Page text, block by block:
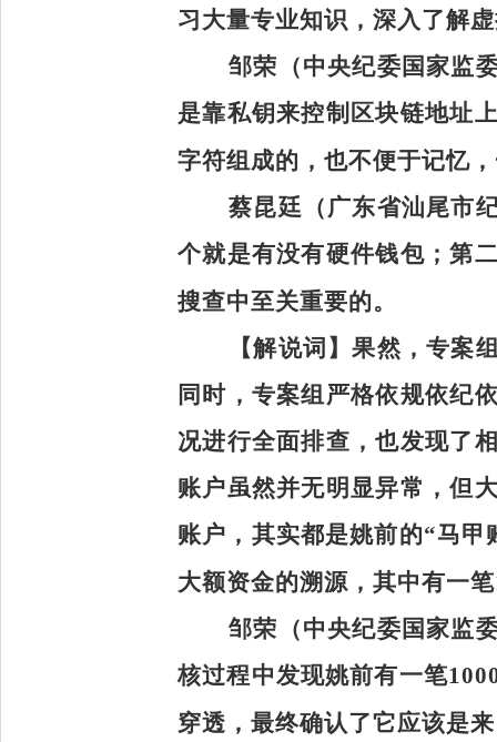
习大量专业知识，深入了解
邹荣（中央纪委国家监
是靠私钥来控制区块链地址
字符组成的，也不便于记忆
蔡昆廷（广东省汕尾市
个就是有没有硬件钱包；第
搜查中至关重要的。
【解说词】果然，专案
同时，专案组严格依规依纪
况进行全面排查，也发现了
账户虽然并无明显异常，但
账户，其实都是姚前的“马
大额资金的溯源，其中有一
邹荣（中央纪委国家监
核过程中发现姚前有一笔
穿透，最终确认了它应该是